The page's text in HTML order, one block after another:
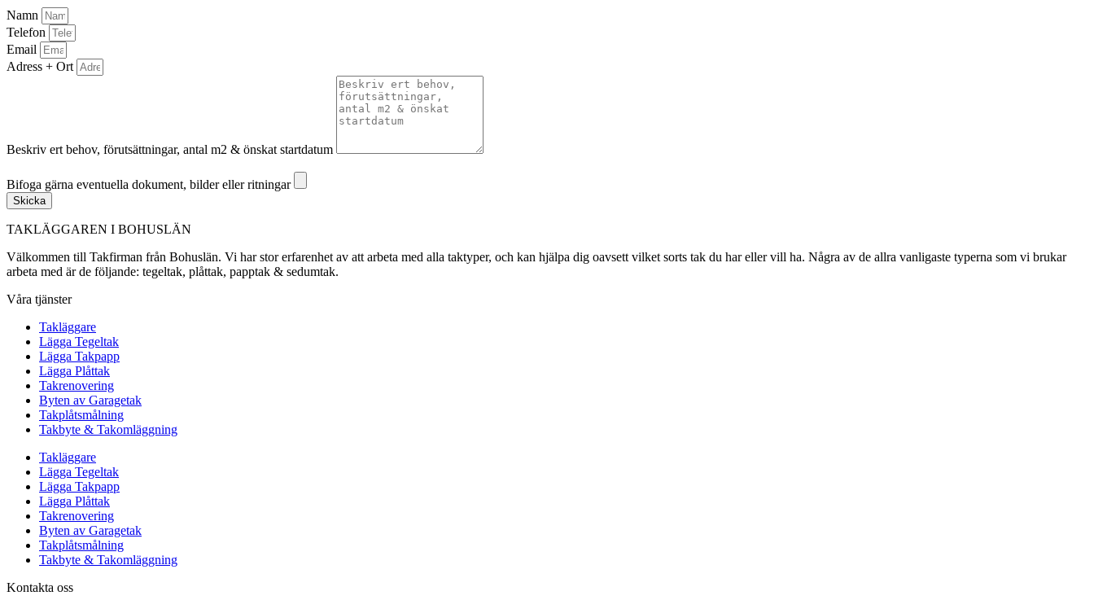
Namn
Telefon
Email
Adress + Ort
Beskriv ert behov, förutsättningar, antal m2 & önskat startdatum
Bifoga gärna eventuella dokument, bilder eller ritningar
Skicka
TAKLÄGGAREN I BOHUSLÄN
Välkommen till Takfirman från Bohuslän. Vi har stor erfarenhet av att arbeta med alla taktyper, och kan hjälpa dig oavsett vilket sorts tak du har eller vill ha. Några av de allra vanligaste typerna som vi brukar
arbeta med är de följande: tegeltak, plåttak, papptak & sedumtak.
Våra tjänster
Takläggare
Lägga Tegeltak
Lägga Takpapp
Lägga Plåttak
Takrenovering
Byten av Garagetak
Takplåtsmålning
Takbyte & Takomläggning
Takläggare
Lägga Tegeltak
Lägga Takpapp
Lägga Plåttak
Takrenovering
Byten av Garagetak
Takplåtsmålning
Takbyte & Takomläggning
Kontakta oss